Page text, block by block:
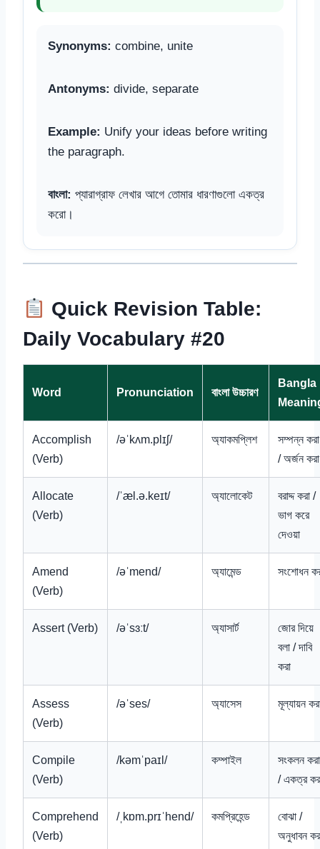
Synonyms: combine, unite
Antonyms: divide, separate
Example: Unify your ideas before writing
the paragraph.
বাংলা: প্যারাগ্রাফ লেখার আগে তোমার ধারণাগুলো একত্র
করো।
Quick Revision Table:
Daily Vocabulary #20
Word Pronunciation বাংলা উচ্চারণ
Bangla
Accomplish
(Verb)
/əˈkʌm.plɪʃ/ অ্যাকমপ্লিশ
সম্পন্ন করা
/ অর্জন করা
Allocate
(Verb)
/ˈæl.ə.keɪt/ অ্যালোকেট
বরাদ্দ করা /
ভাগ করে
দেওয়া
Amend
(Verb)
/əˈmend/ অ্যামেন্ড সংশোধন
Assert (Verb) /əˈsɜːt/ অ্যাসার্ট
জোর দিয়ে
বলা / দাবি
করা
Assess
(Verb)
/əˈses/ অ্যাসেস মূল্যায়ন
Compile
(Verb)
/kəmˈpaɪl/ কম্পাইল
সংকলন করা
/ একত্র
Comprehend
(Verb)
/ˌkɒm.prɪˈhend/ কমপ্রিহেন্ড
বোঝা /
অনুধাবন